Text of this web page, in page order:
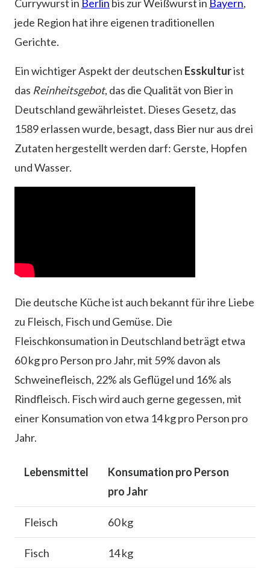
Currywurst in Berlin bis zur Weißwurst in Bayern,
jede Region hat ihre eigenen traditionellen
Gerichte.
Ein wichtiger Aspekt der deutschen Esskulturist
das Reinheitsgebot, das die Qualität von Bier in
Deutschland gewährleistet. Dieses Gesetz, das
1589 erlassen wurde, besagt, dass Bier nur aus drei
Zutaten hergestellt werden darf: Gerste, Hopfen
und Wasser.
Die deutsche Küche ist auch bekannt für ihre Liebe
zu Fleisch, Fisch und Gemüse. Die
Fleischkonsumation in Deutschland beträgt etwa
60 kg pro Person pro Jahr, mit 59% davon als
Schweinefleisch, 22% als Geflügel und 16% als
Rindfleisch. Fisch wird auch gerne gegessen, mit
einer Konsumation von etwa 14 kg pro Person pro
Jahr.
Lebensmittel
Konsumation pro Person
pro Jahr
Fleisch 60 kg
Fisch 14 kg